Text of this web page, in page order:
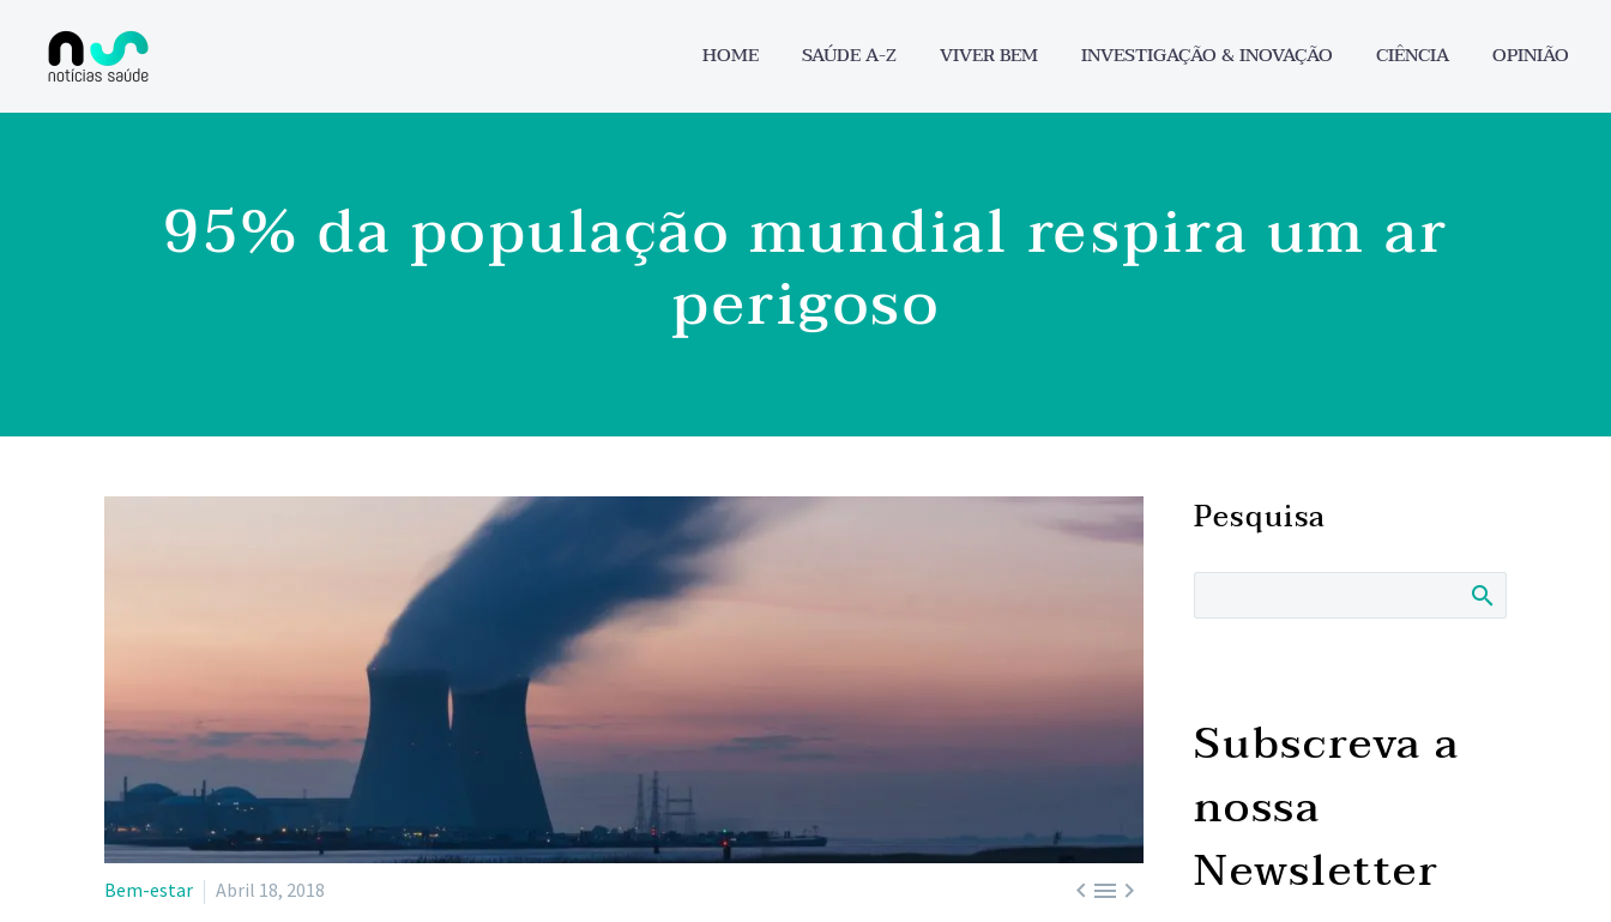
HOME SAÚDE A-Z VIVER BEM INVESTIGAÇÃO & INOVAÇÃO CIÊNCIA OPINIÃO
95% da população mundial respira um ar
perigoso

Bem-estar Abril 18, 2018
Pesquisa
Subscreva a
nossa
Newsletter